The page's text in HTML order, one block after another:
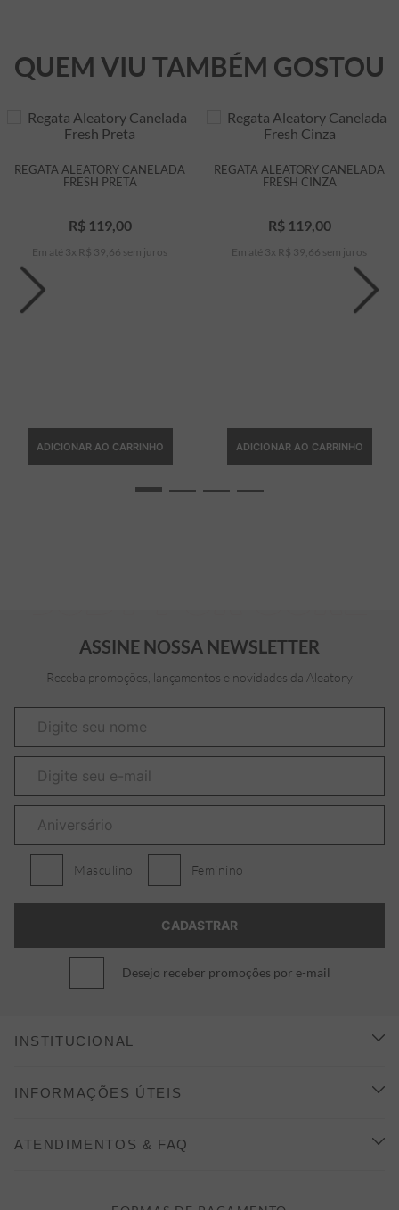
QUEM VIU TAMBÉM GOSTOU
REGATA ALEATORY CANELADA
FRESH PRETA
R$ 119,00
Em até 3 x R$ 39 66 sem juros
ADICIONAR AO CARRINHO
REGATA ALEATORY CANELADA
FRESH CINZA
R$ 119,00
Em até 3 x R$ 39 66 sem juros
ADICIONAR AO CARRINHO
ASSINE NOSSA NEWSLETTER
Receba promoções, lançamentos e novidades da Aleatory
Masculino Feminino
Desejo receber promoções por e-mail
INSTITUCIONAL
CONHEÇA A ALEATORY
INFORMAÇÕES ÚTEIS
ATENDIMENTOS & FAQ